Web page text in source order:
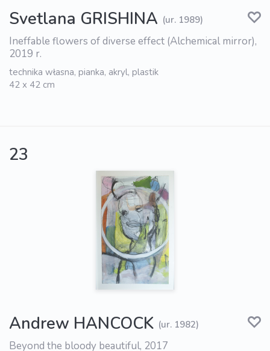
Svetlana GRISHINA (ur. 1989)
Ineffable flowers of diverse effect (Alchemical mirror),
2019 r.
technika własna, pianka, akryl, plastik
42 x 42 cm
23
Andrew HANCOCK (ur. 1982)
Beyond the bloody beautiful, 2017